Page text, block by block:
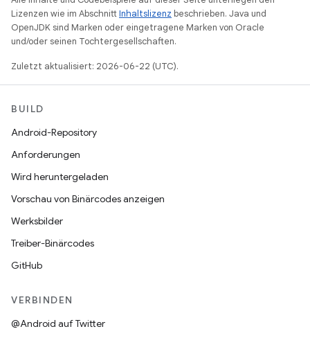
Lizenzen wie im AbschnittInhaltslizenz beschrieben. Java und
OpenJDK sind Marken oder eingetragene Marken von Oracle
und/oder seinen Tochtergesellschaften.
Zuletzt aktualisiert: 2026-06-22 (UTC).
BUILD
Android-Repository
Anforderungen
Wird heruntergeladen
Vorschau von Binärcodes anzeigen
Werksbilder
Treiber-Binärcodes
GitHub
VERBINDEN
@Android auf Twitter